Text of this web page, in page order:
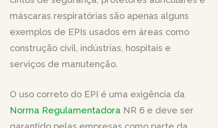
máscaras respiratórias são apenas alguns
exemplos de EPIs usados em áreas como
construção civil, indústrias, hospitais e
serviços de manutenção.
O uso correto do EPI é uma exigência da
Norma Regulamentadora NR 6 e deve ser